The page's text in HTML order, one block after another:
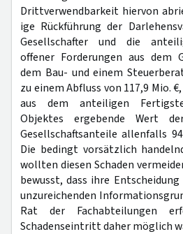
Drittverwendbarkeit hiervon
ige Rückführung der
Gesellschafter und die
offener Forderungen aus dem
dem Bau- und einem
zu einem Abfluss von 117,9 Mio.
aus dem anteiligen
Objektes ergebende Wert
Gesellschaftsanteile allenfalls
Die bedingt vorsätzlich
wollten diesen Schaden
bewusst, dass ihre
unzureichenden
Rat der Fachabteilungen
Schadenseintritt daher möglich